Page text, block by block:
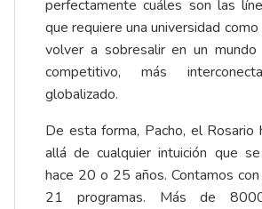
perfectamente cuáles son las
que requiere una universidad
volver a sobresalir en un mundo
competitivo, más
globalizado.
De esta forma, Pacho, el Rosario
allá de cualquier intuición que
hace 20 o 25 años. Contamos
21 programas. Más de